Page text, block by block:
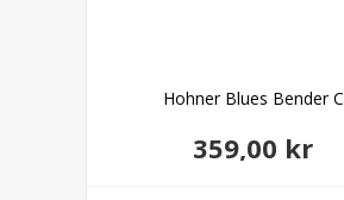
Hohner Blues Bender C
359,00 kr